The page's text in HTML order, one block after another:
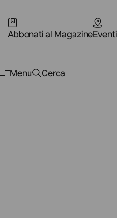
Abbonati al MagazineEventi
Menu Cerca